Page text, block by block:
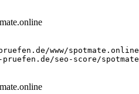
www/
seo-score/